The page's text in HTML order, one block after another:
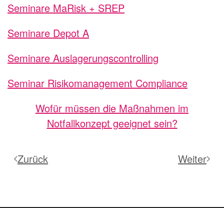
Seminare MaRisk + SREP
Seminare Depot A
Seminare Auslagerungscontrolling
Seminar Risikomanagement Compliance
Wofür müssen die Maßnahmen im
Notfallkonzept geeignet sein?
Zurück Weiter